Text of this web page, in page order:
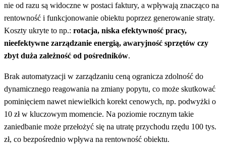
nie od razu są widoczne w postaci faktury, a wpływają znacząco na
rentowność i funkcjonowanie obiektu poprzez generowanie straty.
Koszty ukryte to np.: rotacja, niska efektywność pracy,
nieefektywne zarządzanie energią, awaryjność sprzętów czy
zbyt duża zależność od pośredników.
Brak automatyzacji w zarządzaniu ceną ogranicza zdolność do
dynamicznego reagowania na zmiany popytu, co może skutkować
pominięciem nawet niewielkich korekt cenowych, np. podwyżki o
10 zł w kluczowym momencie. Na poziomie rocznym takie
zaniedbanie może przełożyć się na utratę przychodu rzędu 100 tys.
zł, co bezpośrednio wpływa na rentowność obiektu.